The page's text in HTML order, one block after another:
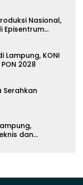
Nasional,
Episentrum
Lampung, KONI
2028
Serahkan
dan